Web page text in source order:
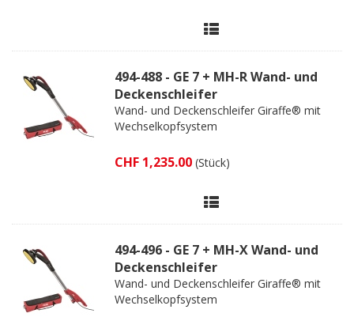
494-488 - GE 7 + MH-R Wand- und
Deckenschleifer
Wand- und Deckenschleifer Giraffe® mit
Wechselkopfsystem
CHF 1,235.00 (Stück)
494-496 - GE 7 + MH-X Wand- und
Deckenschleifer
Wand- und Deckenschleifer Giraffe® mit
Wechselkopfsystem